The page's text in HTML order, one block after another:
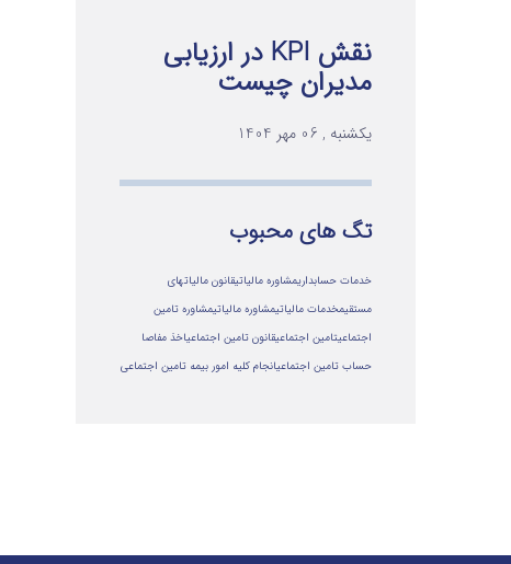
نقش KPI در ارزیابی
مدیران چیست
یکشنبه , 06 مهر 1404
تگ های محبوب
خدمات حسابداریمشاوره مالیاتیقانون مالیاتهای
مستقیمخدمات مالیاتیمشاوره مالياتيمشاوره تامین
اجتماعیتامین اجتماعیقانون تامین اجتماعیاخذ مفاصا
حساب تامین اجتماعیانجام کلیه امور بیمه تامین اجتماعی